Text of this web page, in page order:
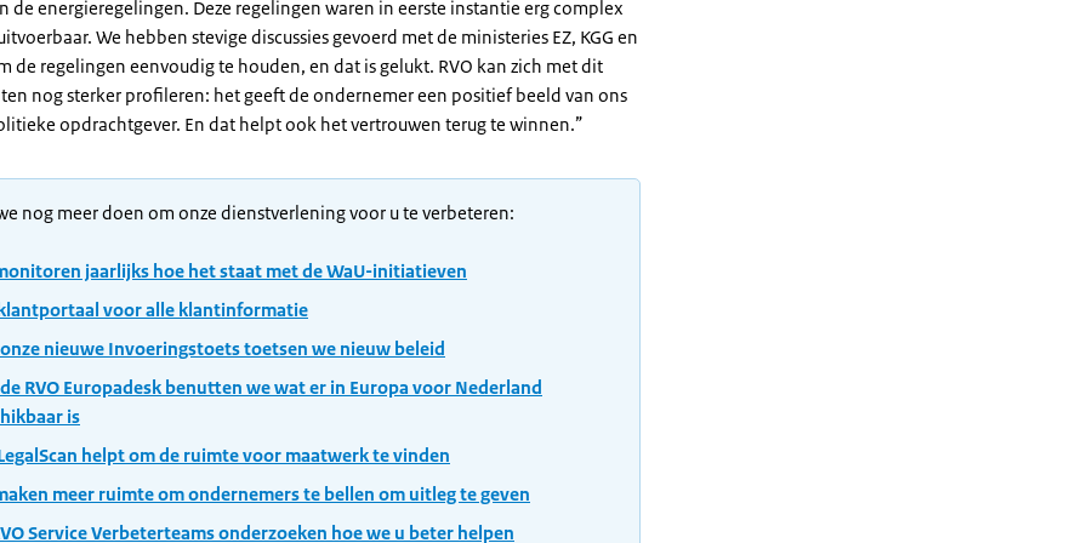
de energieregelingen. Deze regelingen waren in eerste instantie erg complex
We hebben stevige discussies gevoerd met de ministeries EZ, KGG en
de regelingen eenvoudig te houden, en dat is gelukt. RVO kan zich met dit
nog sterker profileren: het geeft de ondernemer een positief beeld van ons
opdrachtgever. En dat helpt ook het vertrouwen terug te winnen.”
nog meer doen om onze dienstverlening voor u te verbeteren:
jaarlijks hoe het staat met de WaU-initiatieven
voor alle klantinformatie
nieuwe Invoeringstoets toetsen we nieuw beleid
RVO Europadesk benutten we wat er in Europa voor Nederland
is
helpt om de ruimte voor maatwerk te vinden
meer ruimte om ondernemers te bellen om uitleg te geven
Service Verbeterteams onderzoeken hoe we u beter helpen